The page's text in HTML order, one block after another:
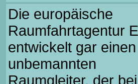
Die europäische
Raumfahrtagentur
entwickelt gar einen
unbemannten
Raumgleiter, der bei